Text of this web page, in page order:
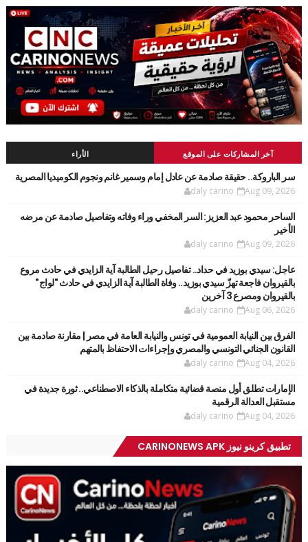
آخر المشاركات على الموقع الأراء
سر الباروكة.. حقيقة صادمة عن عادل إمام وسمير غانم ونجوم الكوميديا المصرية
daly carino Aug 09, 2026
الساحر محمود عبد العزيز: السر المخفي وراء وفاته وتفاصيل صادمة عن مرضه
الأخير
daly carino Aug 09, 2026
عاجل: سيدي بوزيد في حداد.. تفاصيل رحيل الطالبة آية الزايدي في حادث مروع
بالقيروان فاجعة تهزّ سيدي بوزيد.. وفاة الطالبة آية الزايدي في حادث "لواج"
بالقيروان ومصرع 3 آخرين
daly carino Aug 06, 2026
الفرق بين النيابة العمومية في تونس والنيابة العامة في مصر | مقارنة صادمة بين
القانون الجنائي التونسي والمصري وإجراءات الاحتفاظ بالمتهم
daly carino Aug 04, 2026
الإمارات تطلق أول منصة قضائية متكاملة بالذكاء الاصطناعي.. ثورة جديدة في
مستقبل العدالة الرقمية
daly carino Aug 04, 2026
تطبيق كرينو نيوز CARINONEWS APK